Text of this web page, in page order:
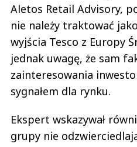
Aletos Retail Advisory,
nie należy traktować
wyjścia Tesco z Europy
jednak uwagę, że sam
zainteresowania
sygnałem dla rynku.
Ekspert wskazywał
grupy nie